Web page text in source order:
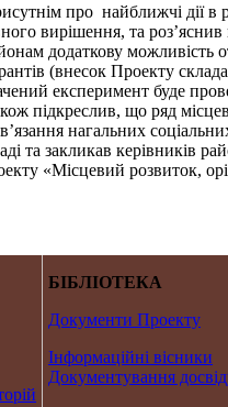
про найближчі дії в
вирішення, та роз’яснив
додаткову можливість
(внесок Проекту
експеримент буде
підкреслив, що ряд
нагальних
та закликав керівників
«Місцевий розвиток,
БІБЛІОТЕКА
Документи Проекту
Інформаційні вісники
Документування